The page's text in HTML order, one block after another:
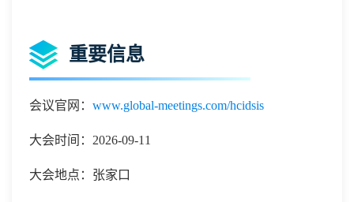
重要信息
会议官网： www.global-meetings.com/hcidsis
大会时间：2026-09-11
大会地点：张家口